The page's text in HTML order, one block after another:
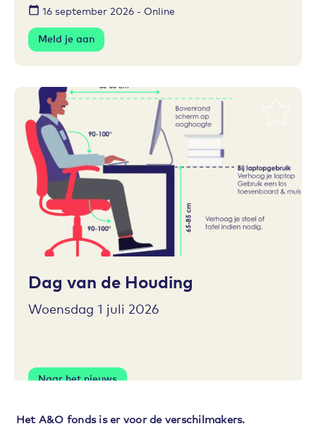
Het A&O fonds is er voor de verschilmakers.
16 september 2026 - Online
Meld je aan
Toevoegen aan favorieten
Dag van de Houding
Woensdag 1 juli 2026
Naar het nieuws